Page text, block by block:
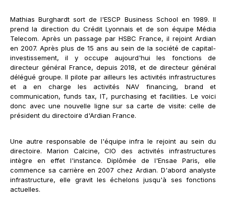
Mathias Burghardt sort de l'ESCP Business School en 1989. Il
prend la direction du Crédit Lyonnais et de son équipe Média
Telecom. Après un passage par HSBC France, il rejoint Ardian
en 2007. Après plus de 15 ans au sein de la société de capital-
investissement, il y occupe aujourd'hui les fonctions de
directeur général France, depuis 2018, et de directeur général
délégué groupe. Il pilote par ailleurs les activités infrastructures
et a en charge les activités NAV financing, brand et
communication, funds tax, IT, purchasing et facilities. Le voici
donc avec une nouvelle ligne sur sa carte de visite: celle de
président du directoire d'Ardian France.
Une autre responsable de l'équipe infra le rejoint au sein du
directoire. Marion Calcine, CIO des activités infrastructures
intègre en effet l'instance. Diplômée de l'Ensae Paris, elle
commence sa carrière en 2007 chez Ardian. D'abord analyste
infrastructure, elle gravit les échelons jusqu'à ses fonctions
actuelles.